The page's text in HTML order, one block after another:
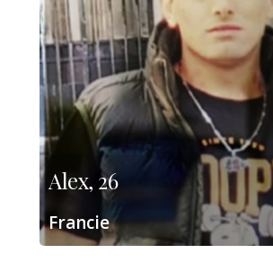
Alex, 26
Francie